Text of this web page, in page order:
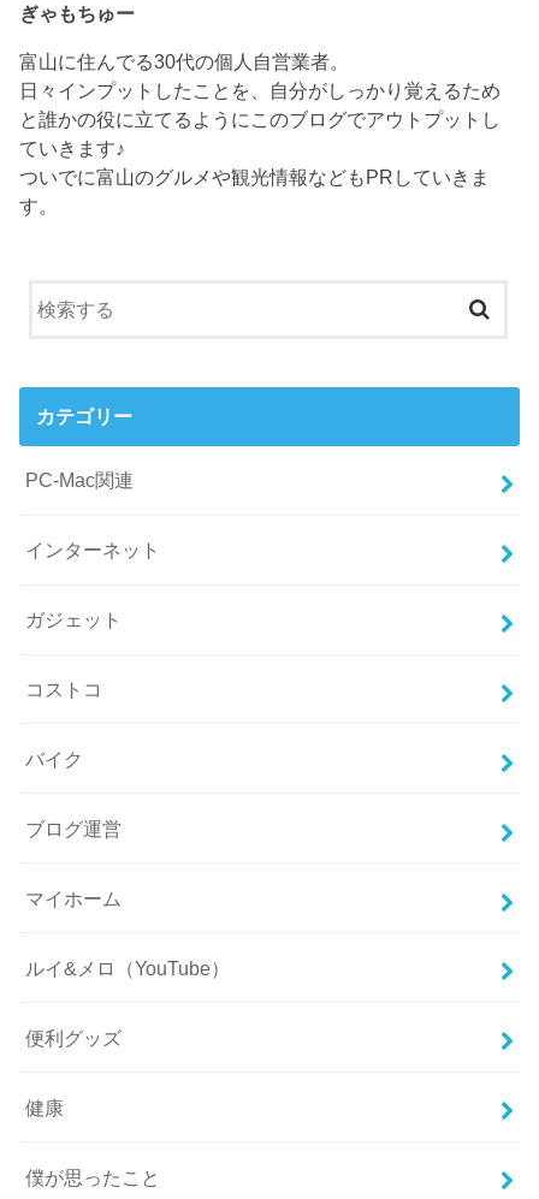
ぎゃもちゅー
富山に住んでる30代の個人自営業者。
日々インプットしたことを、自分がしっかり覚えるため
と誰かの役に立てるようにこのブログでアウトプットし
ていきます♪
ついでに富山のグルメや観光情報などもPRしていきま
す。
カテゴリー
PC-Mac関連
インターネット
ガジェット
コストコ
バイク
ブログ運営
マイホーム
ルイ&メロ（YouTube）
便利グッズ
健康
僕が思ったこと